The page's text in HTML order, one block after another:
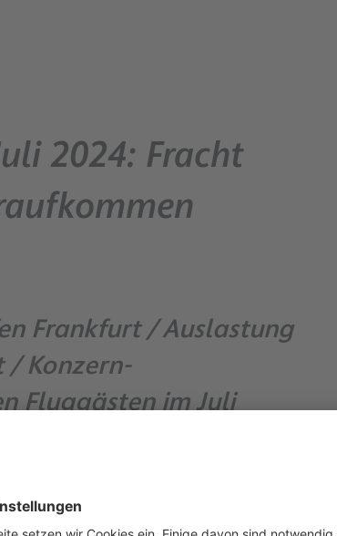
2024: Fracht
Frankfurt / Auslastung
/ Konzern-
Fluggästen im Juli
einem Wachstum von etwa 0,5 Prozent
insbesondere die Balearen, Portugal und Italien